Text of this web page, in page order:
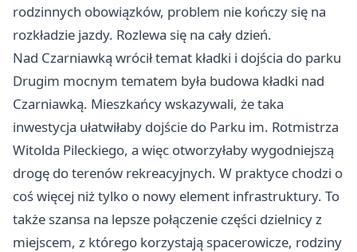
rodzinnych obowiązków, problem nie kończy się na
rozkładzie jazdy. Rozlewa się na cały dzień.
Nad Czarniawką wrócił temat kładki i dojścia do parku
Drugim mocnym tematem była budowa kładki nad
Czarniawką. Mieszkańcy wskazywali, że taka
inwestycja ułatwiłaby dojście do Parku im. Rotmistrza
Witolda Pileckiego, a więc otworzyłaby wygodniejszą
drogę do terenów rekreacyjnych. W praktyce chodzi o
coś więcej niż tylko o nowy element infrastruktury. To
także szansa na lepsze połączenie części dzielnicy z
miejscem, z którego korzystają spacerowicze, rodziny